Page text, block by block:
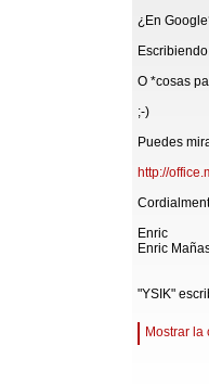
¿En
O *cosas
;-)
Puedes
http://
Enric
Enric
"YSIK"
Mostrar la